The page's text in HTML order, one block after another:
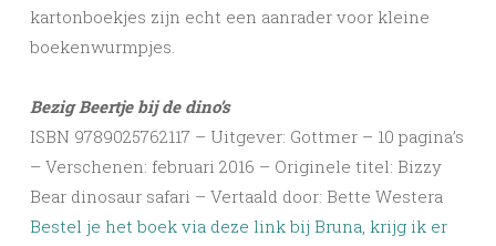
kartonboekjes zijn echt een aanrader voor kleine
boekenwurmpjes.
Bezig Beertje bij de dino’s
ISBN 9789025762117 – Uitgever: Gottmer – 10 pagina’s
– Verschenen: februari 2016 – Originele titel: Bizzy
Bear dinosaur safari – Vertaald door: Bette Westera
Bestel je het boek via deze link bij Bruna, krijg ik er